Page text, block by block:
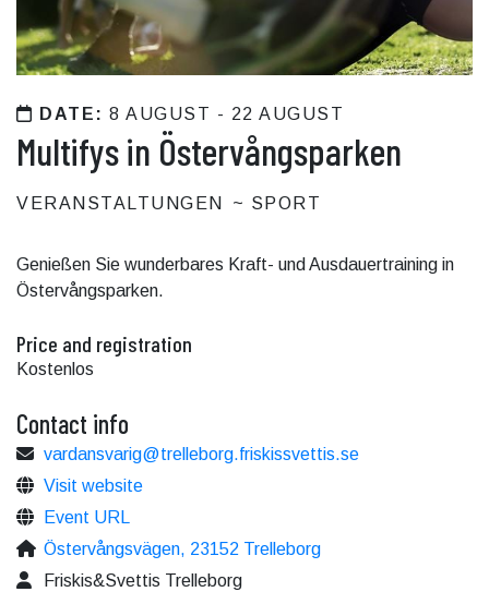
DATE: 8 AUGUST - 22 AUGUST
Multifys in Östervångsparken
VERANSTALTUNGEN SPORT
Genießen Sie wunderbares Kraft- und Ausdauertraining in
Östervångsparken.
Price and registration
Kostenlos
Contact info
vardansvarig@trelleborg.friskissvettis.se
Visit website
Event URL
Östervångsvägen, 23152 Trelleborg
Friskis&Svettis Trelleborg